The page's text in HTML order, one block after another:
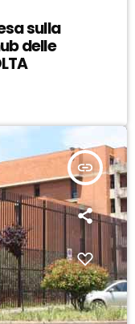
sulla
delle
insert_link